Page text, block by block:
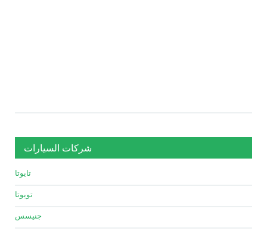
شركات السيارات
تايوتا
تويوتا
جنيسس